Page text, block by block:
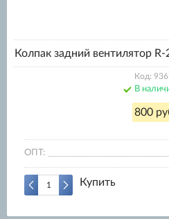
Колпак задний вентилятор
Код:
В
800
ОПТ:
Купить